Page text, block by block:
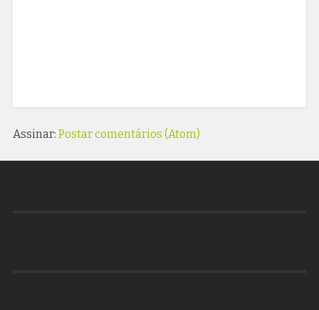
Assinar: Postar comentários (Atom)